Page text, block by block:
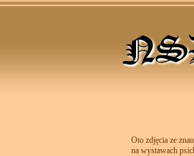
Oto zdjęcia ze
na wystawach